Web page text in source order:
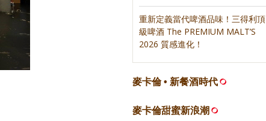
重新定義當代啤酒品味！三得利頂
級啤酒 The PREMIUM MALT’S
2026 質感進化！
麥卡倫 • 新餐酒時代
麥卡倫甜蜜新浪潮